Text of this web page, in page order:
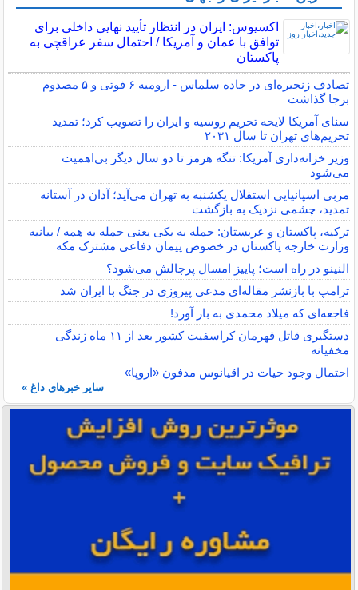
اکسیوس: ایران در انتظار تأیید نهایی داخلی برای
توافق با عمان و آمریکا / احتمال سفر عراقچی به
پاکستان
تصادف زنجیره‌ای در جاده سلماس - ارومیه ۶ فوتی و ۵ مصدوم
برجا گذاشت
سنای آمریکا لایحه تحریم روسیه و ایران را تصویب کرد؛ تمدید
تحریم‌های تهران تا سال ۲۰۳۱
وزیر خزانه‌داری آمریکا: تنگه هرمز تا دو سال دیگر بی‌اهمیت
می‌شود
مربی اسپانیایی استقلال یکشنبه به تهران می‌آید؛ آدان در آستانه
تمدید، چشمی نزدیک به بازگشت
ترکیه، پاکستان و عربستان: حمله به یکی یعنی حمله به همه / بیانیه
وزارت خارجه پاکستان در خصوص پیمان دفاعی مشترک مکه
النینو در راه است؛ پاییز امسال پرچالش می‌شود؟
ترامپ با بازنشر مقاله‌ای مدعی پیروزی در جنگ با ایران شد
فاجعه‌ای که میلاد محمدی به بار آورد!
دستگیری قاتل قهرمان کراسفیت کشور بعد از ۱۱ ماه زندگی
مخفیانه
احتمال وجود حیات در اقیانوس مدفون «اروپا»
سایر خبرهای داغ »